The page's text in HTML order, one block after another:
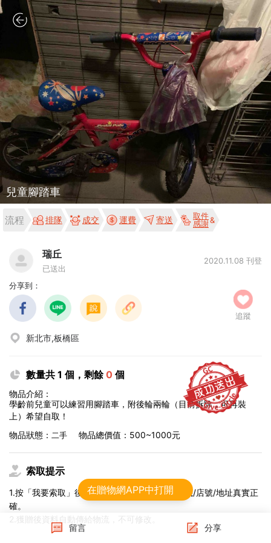
兒童腳踏車
流程 排隊 成交 運費 寄送
取件
感謝
瑞丘
已送出
2020.11.08 刊登
分享到：
追蹤
新北市,板橋區
數量共 1 個，剩餘0 個
物品介紹：
學齡前兒童可以練習用腳踏車，附後輪兩輪（目前拆除，可再裝
上）希望自取！
物品狀態： 二手 物品總價值：500~1000元
索取提示
1.按「我要索取」後，確認姓名、手機、收貨櫃機/店號/地址真實正
確。
2.獲贈後資料自動傳給物流，不可修改。
留言
分享
在贈物網APP中打開